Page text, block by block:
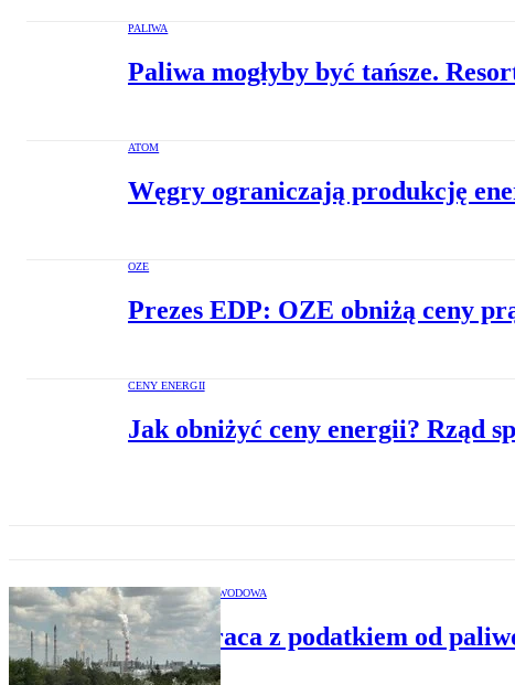
PALIWA
Paliwa mogłyby być tańsze.
ATOM
Węgry ograniczają produkcję
OZE
Prezes EDP: OZE obniżą ceny
CENY ENERGII
Jak obniżyć ceny energii? Rząd
ENERGETYKA ZAWODOWA
Rząd wraca z podatkiem od